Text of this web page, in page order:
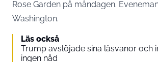
Rose Garden på måndagen.
Washington.
Läs också
Trump avslöjade sina läsvanor och
ingen nåd